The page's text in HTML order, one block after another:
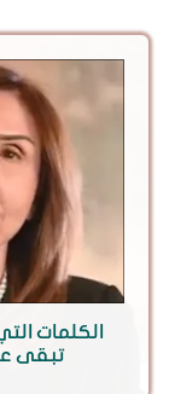
الكلمات
تبقى